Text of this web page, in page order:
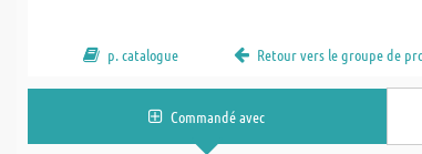
p. catalogue Retour vers le groupe de
Commandé avec